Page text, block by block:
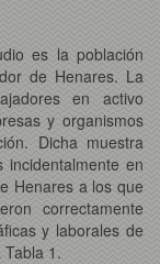
es la población
de Henares. La
en activo
y organismos
Dicha muestra
incidentalmente en
Henares a los que
correctamente
y laborales de
1.